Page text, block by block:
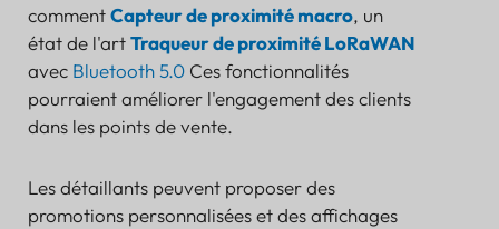
commentCapteur de proximité macro, un
état de l'artTraqueur de proximité LoRaWAN
avec Bluetooth 5.0 Ces fonctionnalités
pourraient améliorer l'engagement des clients
dans les points de vente.
Les détaillants peuvent proposer des
promotions personnalisées et des affichages